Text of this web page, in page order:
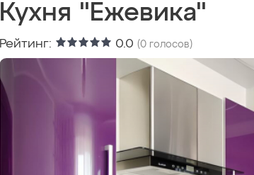
Кухня "Ежевика"
Рейтинг: 0.0 (0 голосов)